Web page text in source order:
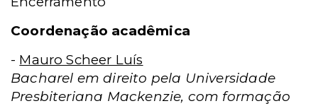
Coordenação acadêmica
- Mauro Scheer Luís
Bacharel em direito pela Universidade
Presbiteriana Mackenzie, com formação